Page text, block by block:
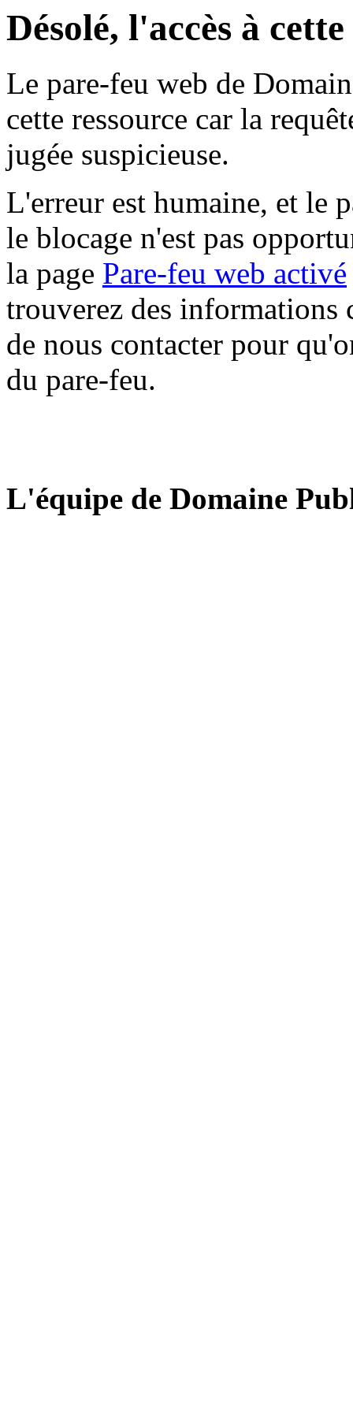
Désolé, l'accès à
Le pare-feu web de
cette ressource car la
jugée suspicieuse.
L'erreur est humaine, et le
le blocage n'est pas
la page Pare-feu web activé
trouverez des informations
de nous contacter pour
du pare-feu.
L'équipe de Domaine